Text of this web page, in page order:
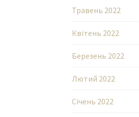
Травень 2022
Квітень 2022
Березень 2022
Лютий 2022
Січень 2022